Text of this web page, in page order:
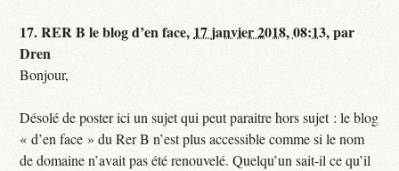
17.RER B le blog d’en face, 17 janvier 2018, 08:13,par
Dren
Bonjour,
Désolé de poster ici un sujet qui peut paraitre hors sujet : le blog
« d’en face » du Rer B n’est plus accessible comme si le nom
de domaine n’avait pas été renouvelé. Quelqu’un sait-il ce qu’il